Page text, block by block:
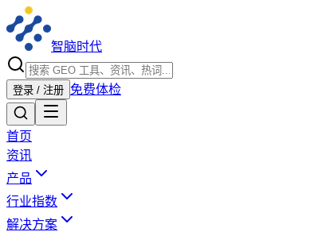
智脑时代
登录 / 注册 免费体检
首页
资讯
产品
行业指数
解决方案